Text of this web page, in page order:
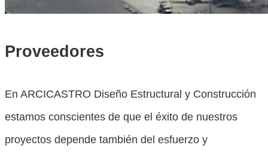
Proveedores
En ARCICASTRO Diseño Estructural y Construcción
estamos conscientes de que el éxito de nuestros
proyectos depende también del esfuerzo y